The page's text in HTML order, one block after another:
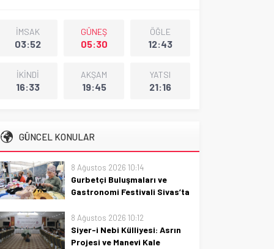
İMSAK
03:52
GÜNEŞ
05:30
ÖĞLE
12:43
İKİNDİ
16:33
AKŞAM
19:45
YATSI
21:16
GÜNCEL KONULAR
8 Ağustos 2026 10:14
Gurbetçi Buluşmaları ve
Gastronomi Festivali Sivas’ta
Gurbetçi buluşmaları ve
gastronomi festivali Sivas’ta
coşkuyla sürüyor; kültürler
8 Ağustos 2026 10:12
Siyer-i Nebi Külliyesi: Asrın
Projesi ve Manevi Kale